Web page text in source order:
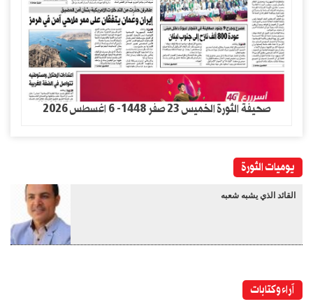
صحيفة الثورة الخميس 23 صفر 1448- 6 اغسطس 2026
يوميات الثورة
القائد الذي يشبه شعبه
آراء وكتابات